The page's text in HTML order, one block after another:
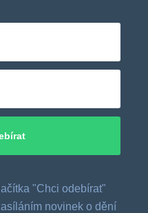
"Chci odebírat"
novinek o dění